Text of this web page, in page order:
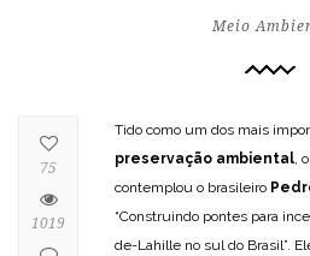
Meio
Tido como um dos mais
preservação ambiental,
contemplou o brasileiro
“Construindo pontes para
de-Lahille no sul do Brasil”.
75
1019